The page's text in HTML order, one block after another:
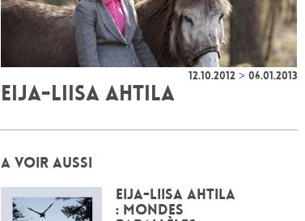
12.10.2012 > 06.01.2013
EIJA-LIISA AHTILA
A VOIR AUSSI
Eija-Liisa Ahtila
: Mondes